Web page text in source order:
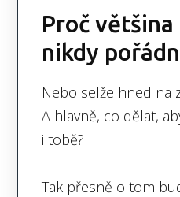
Proč většina
nikdy
Nebo selže hned na
A hlavně, co dělat,
i tobě?
Tak přesně o tom